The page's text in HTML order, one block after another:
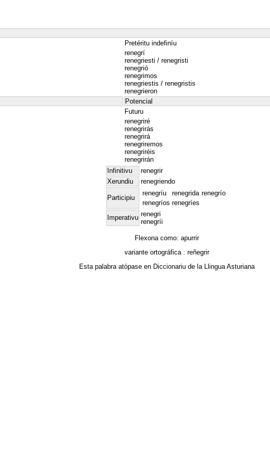
Pretéritu indefiníu
renegrí
renegriesti / renegristi
renegrió
renegrimos
renegriestis / renegristis
renegrieron
Potencial
Futuru
renegriré
renegrirás
renegrirá
renegriremos
renegriréis
renegrirán
Infinitivu
renegrir
Xerundiu
renegriendo
Participiu
renegríu renegrida renegrío
renegríos renegríes
Imperativu renegri
renegríi
Flexona como: apurrir
variante ortográfica : reñegrir
Esta palabra atópase en Diccionariu de la Llingua Asturiana